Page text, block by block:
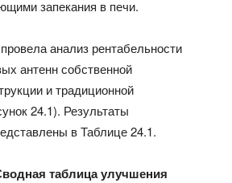
запекания в печи.
анализ рентабельности
антенн собственной
и традиционной
24.1). Результаты
в Таблице 24.1.
таблица улучшения